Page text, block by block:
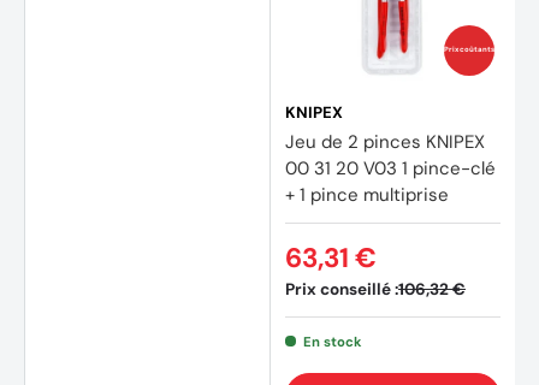
Prix coûtants
KNIPEX
Jeu de 2 pinces KNIPEX
00 31 20 V03 1 pince-clé
+ 1 pince multiprise
Prix conseillé :106,32 €
63,31 €
En stock